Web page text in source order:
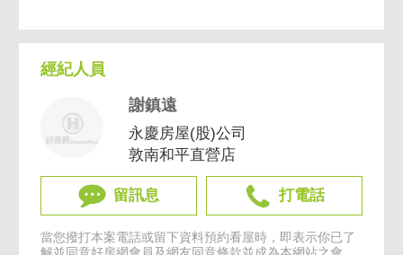
經紀人員
謝鎮遠
永慶房屋(股)公司
敦南和平直營店
留訊息 打電話
當您撥打本案電話或留下資料預約看屋時，即表示你已了